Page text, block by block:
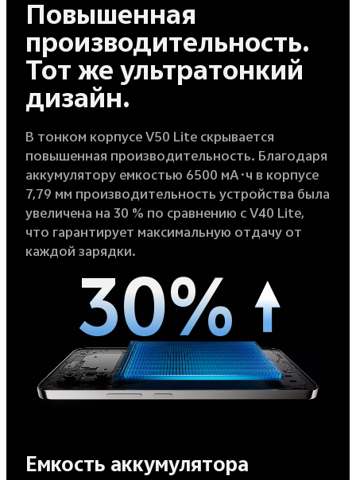
Повышенная
производительность.
Тот же ультратонкий
дизайн.
В тонком корпусе V50 Lite скрывается
повышенная производительность. Благодаря
аккумулятору емкостью 6500 мА·ч в корпусе
7,79 мм производительность устройства была
увеличена на 30 % по сравнению с V40 Lite,
что гарантирует максимальную отдачу от
каждой зарядки.
30%
Емкость аккумулятора